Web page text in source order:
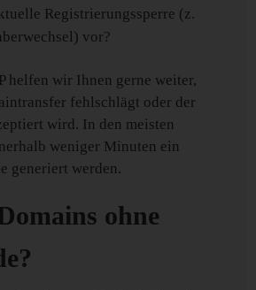
Registrierungssperre (z.
vor?
helfen wir Ihnen gerne weiter,
fehlschlägt oder der
wird. In den meisten
weniger Minuten ein
generiert werden.
ohne